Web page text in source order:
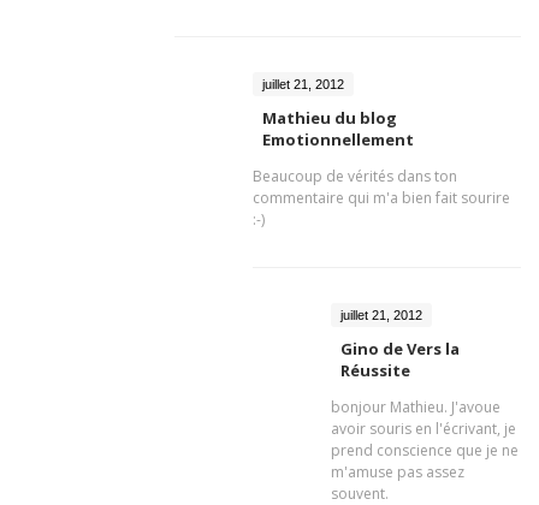
juillet 21, 2012
Mathieu du blog
Emotionnellement
Beaucoup de vérités dans ton
commentaire qui m'a bien fait sourire
:-)
juillet 21, 2012
Gino de Vers la
Réussite
bonjour Mathieu. J'avoue
avoir souris en l'écrivant, je
prend conscience que je ne
m'amuse pas assez
souvent.